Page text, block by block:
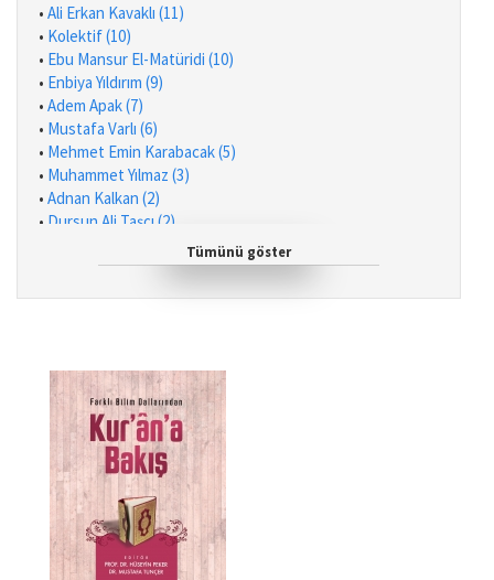
• Ali Erkan Kavaklı (11)
• Kolektif (10)
• Ebu Mansur El-Matüridi (10)
• Enbiya Yıldırım (9)
• Adem Apak (7)
• Mustafa Varlı (6)
• Mehmet Emin Karabacak (5)
• Muhammet Yılmaz (3)
• Adnan Kalkan (2)
• Dursun Ali Taşçı (2)
Zehra Türkmen (1)
Atilla Yargıcı (1)
Ramazan Işık (1)
Bekir Topaloğlu (1)
M. Akif Özdoğan (1)
Mustafa Karabacak (1)
Ahmet Meydan (1)
F. Sümeyra Sağlam (1)
Ali Çelik (1)
Ahmet Çağlayan (1)
Tümünü göster